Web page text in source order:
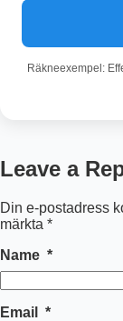
Räkneexempel:
Leave a
Din e-postadress
märkta *
Name *
Email *